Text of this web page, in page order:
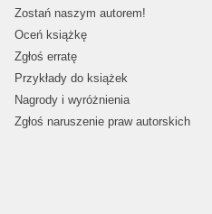
Zostań naszym autorem!
Oceń książkę
Zgłoś erratę
Przykłady do książek
Nagrody i wyróżnienia
Zgłoś naruszenie praw autorskich